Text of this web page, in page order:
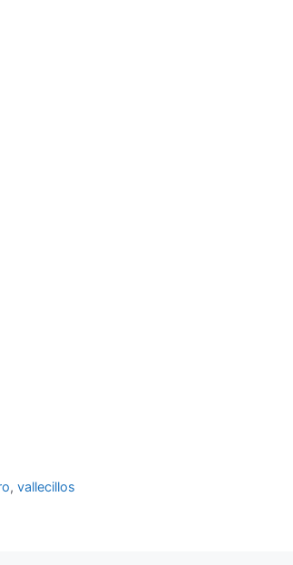
,vallecillos